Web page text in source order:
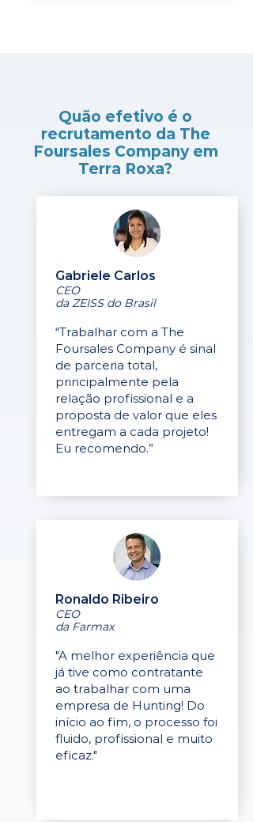
Quão efetivo é o
recrutamento da The
Foursales Company em
Terra Roxa?
Gabriele Carlos
CEO
da ZEISS do Brasil
“Trabalhar com a The
Foursales Company é sinal
de parceria total,
principalmente pela
relação profissional e a
proposta de valor que eles
entregam a cada projeto!
Eu recomendo.”
Ronaldo Ribeiro
CEO
da Farmax
"A melhor experiência que
já tive como contratante
ao trabalhar com uma
empresa de Hunting! Do
início ao fim, o processo foi
fluido, profissional e muito
eficaz."